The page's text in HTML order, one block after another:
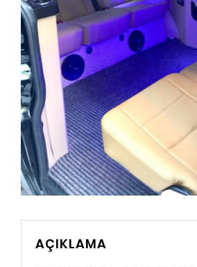
AÇIKLAMA